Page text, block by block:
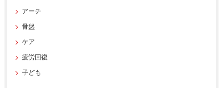
アーチ
骨盤
ケア
疲労回復
子ども